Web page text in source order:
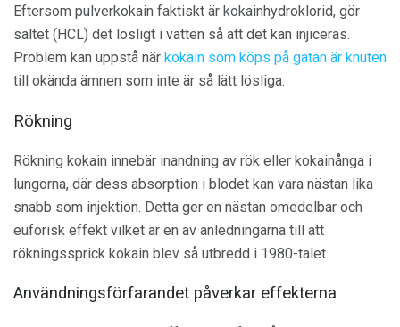
Eftersom pulverkokain faktiskt är kokainhydroklorid, gör
saltet (HCL) det lösligt i vatten så att det kan injiceras.
Problem kan uppstå när kokain som köps på gatan är knuten
till okända ämnen som inte är så lätt lösliga.
Rökning
Rökning kokain innebär inandning av rök eller kokainånga i
lungorna, där dess absorption i blodet kan vara nästan lika
snabb som injektion. Detta ger en nästan omedelbar och
euforisk effekt vilket är en av anledningarna till att
rökningssprick kokain blev så utbredd i 1980-talet.
Användningsförfarandet påverkar effekterna